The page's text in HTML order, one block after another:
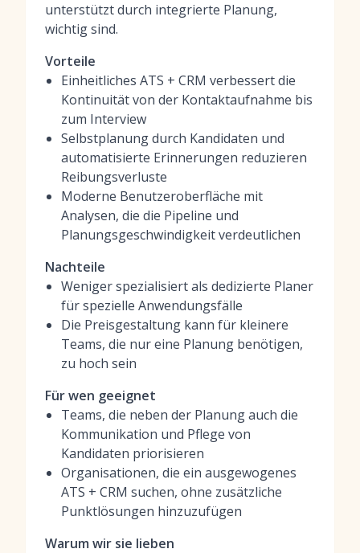
unterstützt durch integrierte Planung,
wichtig sind.
Vorteile
Einheitliches ATS + CRM verbessert die
Kontinuität von der Kontaktaufnahme bis
zum Interview
Selbstplanung durch Kandidaten und
automatisierte Erinnerungen reduzieren
Reibungsverluste
Moderne Benutzeroberfläche mit
Analysen, die die Pipeline und
Planungsgeschwindigkeit verdeutlichen
Nachteile
Weniger spezialisiert als dedizierte Planer
für spezielle Anwendungsfälle
Die Preisgestaltung kann für kleinere
Teams, die nur eine Planung benötigen,
zu hoch sein
Für wen geeignet
Teams, die neben der Planung auch die
Kommunikation und Pflege von
Kandidaten priorisieren
Organisationen, die ein ausgewogenes
ATS + CRM suchen, ohne zusätzliche
Punktlösungen hinzuzufügen
Warum wir sie lieben